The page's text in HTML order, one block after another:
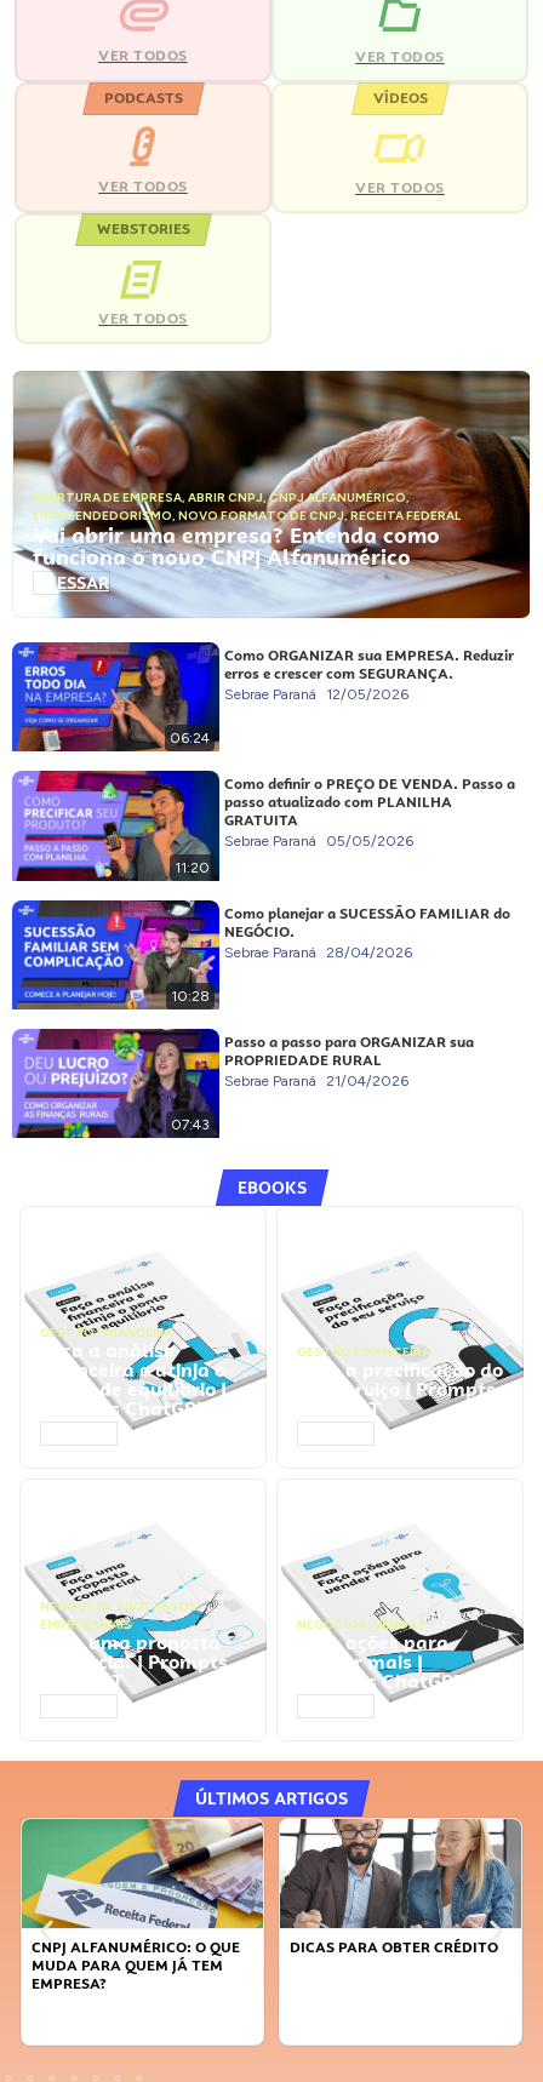
VER TODOS VER TODOS
PODCASTS
VER TODOS
VÍDEOS
VER TODOS
WEBSTORIES
VER TODOS
ABERTURA DE EMPRESA, ABRIR CNPJ,CNPJ ALFANUMÉRICO,
EMPREENDEDORISMO, NOVO FORMATO DE CNPJ,RECEITA FEDERAL
Vai abrir uma empresa? Entenda como
funciona o novo CNPJ Alfanumérico
ACESSAR
06:24
Como ORGANIZAR sua EMPRESA. Reduzir
erros e crescer com SEGURANÇA.
Sebrae Paraná 12/05/2026
11:20
Como definir o PREÇO DE VENDA. Passo a
passo atualizado com PLANILHA
GRATUITA
Sebrae Paraná 05/05/2026
10:28
Como planejar a SUCESSÃO FAMILIAR do
NEGÓCIO.
Sebrae Paraná 28/04/2026
07:43
Passo a passo para ORGANIZAR sua
PROPRIEDADE RURAL
Sebrae Paraná 21/04/2026
EBOOKS
GESTÃO FINANCEIRA
Faça a análise
financeira e atinja o
ponto de equilíbrio |
Prompts ChatGPT
GESTÃO FINANCEIRA
Faça a precificação do
seu serviço | Prompts
ChatGPT
NEGÓCIOS, PROCESSOS
EMPRESARIAIS
Faça uma proposta
comercial | Prompts
ChatGPT
NEGÓCIOS, VENDAS
Faça ações para
vender mais |
Prompts ChatGPT
ÚLTIMOS ARTIGOS
CNPJ ALFANUMÉRICO: O QUE
MUDA PARA QUEM JÁ TEM
EMPRESA?
DICAS PARA OBTER CRÉDITO